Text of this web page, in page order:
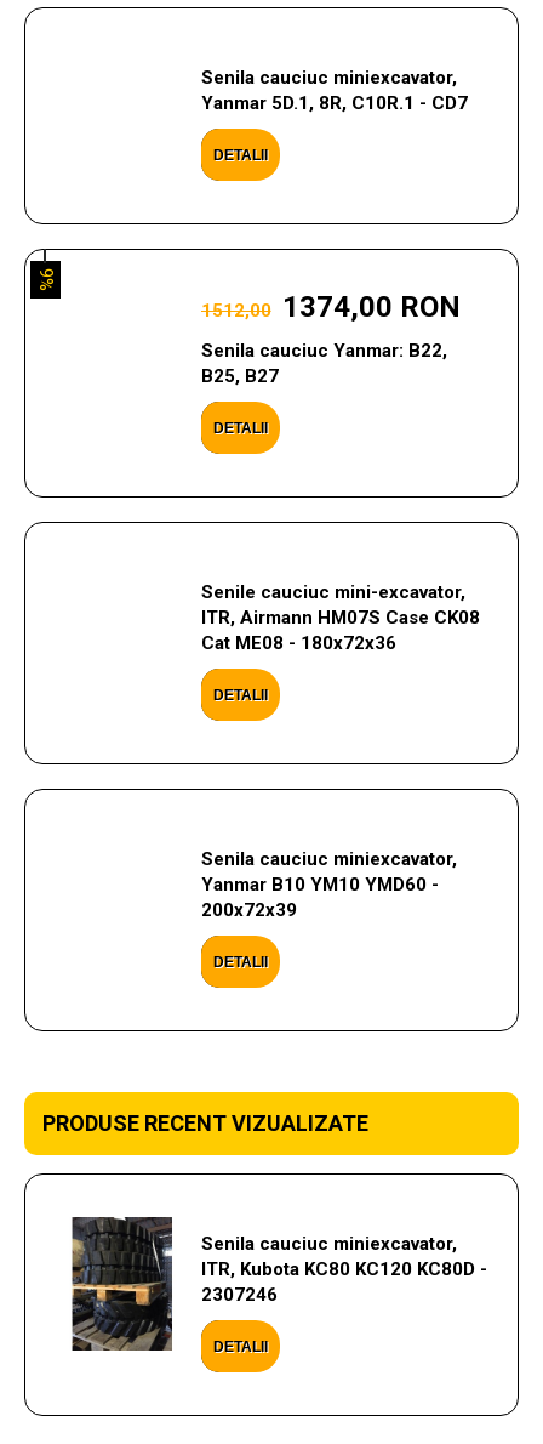
Senila cauciuc miniexcavator,
Yanmar 5D.1, 8R, C10R.1 - CD7
DETALII
1512,00 1374,00 RON
Senila cauciuc Yanmar: B22,
B25, B27
DETALII
9%
Senile cauciuc mini-excavator,
ITR, Airmann HM07S Case CK08
Cat ME08 - 180x72x36
DETALII
Senila cauciuc miniexcavator,
Yanmar B10 YM10 YMD60 -
200x72x39
DETALII
PRODUSE RECENT VIZUALIZATE
Senila cauciuc miniexcavator,
ITR, Kubota KC80 KC120 KC80D -
2307246
DETALII